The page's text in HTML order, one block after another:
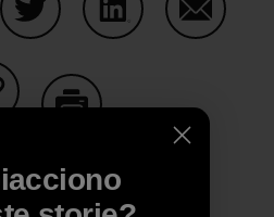
Condividi su Copy Link